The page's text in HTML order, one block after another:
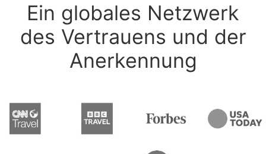
Ein globales Netzwerk
des Vertrauens und der
Anerkennung